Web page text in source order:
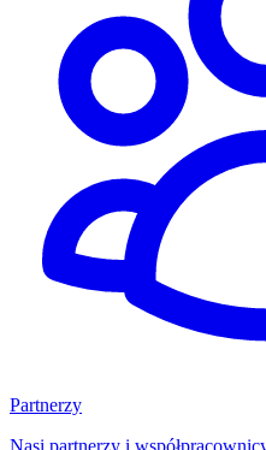
Partnerzy
Nasi partnerzy i